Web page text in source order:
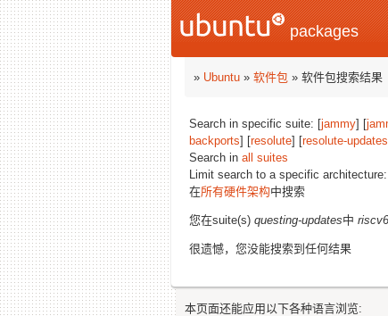
packages
» Ubuntu » 软件包 » 软件包搜索结果
Search in specific suite: [jammy] [
backports] [resolute] [resolute-updates
Search in all suites
Limit search to a specific
在所有硬件架构中搜索
您在suite(s) questing-updates中
很遗憾，您没能搜索到任何结果
本页面还能应用以下各种语言浏览: